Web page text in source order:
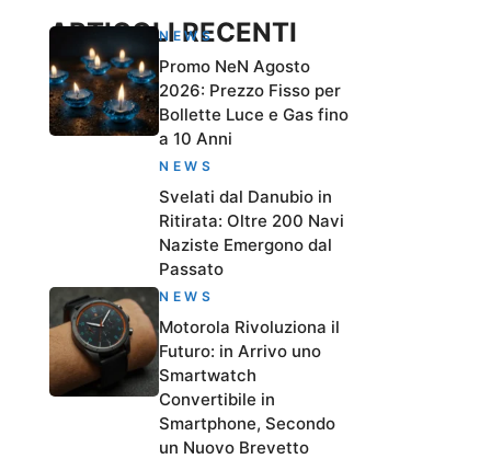
ARTICOLI RECENTI
NEWS
Promo NeN Agosto
2026: Prezzo Fisso per
Bollette Luce e Gas fino
a 10 Anni
NEWS
Svelati dal Danubio in
Ritirata: Oltre 200 Navi
Naziste Emergono dal
Passato
NEWS
Motorola Rivoluziona il
Futuro: in Arrivo uno
Smartwatch
Convertibile in
Smartphone, Secondo
un Nuovo Brevetto